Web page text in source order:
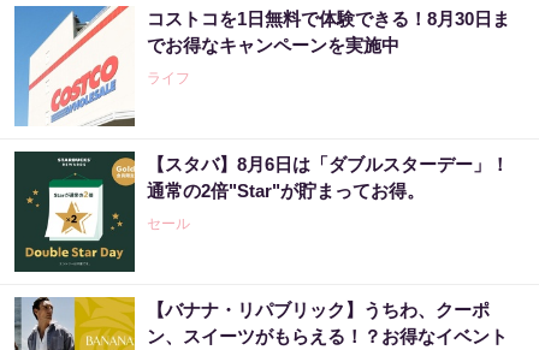
コストコを1日無料で体験できる！8月30日ま
でお得なキャンペーンを実施中
ライフ
【スタバ】8月6日は「ダブルスターデー」！
通常の2倍"Star"が貯まってお得。
セール
【バナナ・リパブリック】うちわ、クーポ
ン、スイーツがもらえる！？お得なイベント